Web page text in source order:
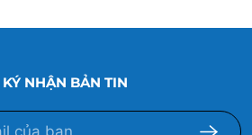
NHẬN BẢN TIN